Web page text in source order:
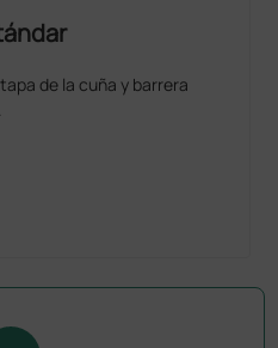
de la cuña y barrera